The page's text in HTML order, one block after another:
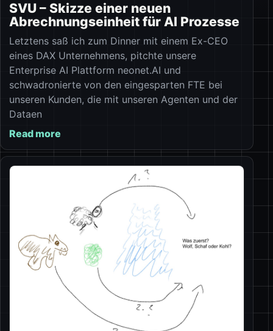
SVU – Skizze einer neuen
Abrechnungseinheit für AI Prozesse
Letztens saß ich zum Dinner mit einem Ex-CEO
eines DAX Unternehmens, pitchte unsere
Enterprise AI Plattform neonet.AI und
schwadronierte von den eingesparten FTE bei
unseren Kunden, die mit unseren Agenten und der
Dataen
Read more